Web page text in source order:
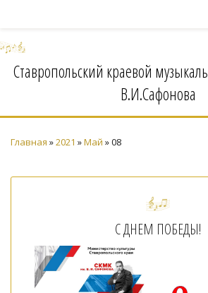
Ставропольский краевой
В.И.Сафонова
Главная »2021 »Май »08
С ДНЕМ ПОБЕДЫ!